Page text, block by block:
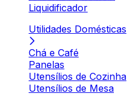
Liquidificador
Utilidades Domésticas
Chá e Café
Panelas
Utensílios de Cozinha
Utensílios de Mesa